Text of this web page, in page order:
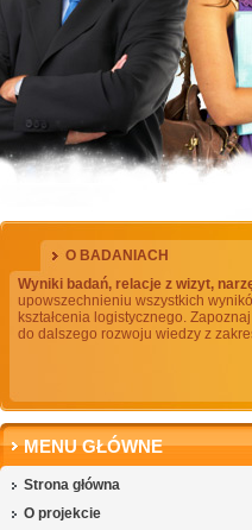
O BADANIACH
Wyniki badań, relacje z wizyt,
upowszechnieniu wszystkich
kształcenia logistycznego.
do dalszego rozwoju wiedzy z
MENU GŁÓWNE
Strona główna
O projekcie